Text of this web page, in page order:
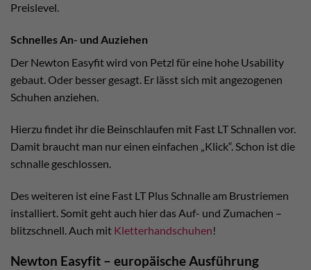
Preislevel.
Schnelles An- und Auziehen
Der Newton Easyfit wird von Petzl für eine hohe Usability
gebaut. Oder besser gesagt. Er lässt sich mit angezogenen
Schuhen anziehen.
Hierzu findet ihr die Beinschlaufen mit Fast LT Schnallen vor.
Damit braucht man nur einen einfachen „Klick“. Schon ist die
schnalle geschlossen.
Des weiteren ist eine Fast LT Plus Schnalle am Brustriemen
installiert. Somit geht auch hier das Auf- und Zumachen –
blitzschnell. Auch mit Kletterhandschuhen!
Newton Easyfit – europäische Ausführung